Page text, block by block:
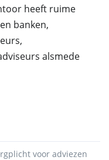
heeft ruime
banken,
alsmede
voor adviezen